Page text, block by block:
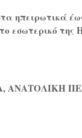
ηπειρωτικά
εσωτερικό της
ΑΝΑΤΟΛΙΚΗ